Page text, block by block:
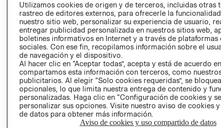
COOKIES
LIBRO DE
Ecuador ($)
CAMBIAR REGIÓN
Utilizamos cookies de origen y de terceros, incluidas otras
rastreo de editores externos, para ofrecerle la
nuestro sitio web, personalizar su experiencia de usuario,
entregar publicidad personalizada en nuestros sitios web,
boletines informativos en Internet y a través de plataformas
sociales. Con ese fin, recopilamos información sobre el
de navegación y el dispositivo.
Al hacer clic en “Aceptar todas”, acepta y está de acuerdo
compartamos esta información con terceros, como
publicitarios. Al elegir “Solo cookies requeridas”, se
opcionales, lo que limita nuestra entrega de contenido y
personalizadas. Haga clic en “Configuración de cookies y
personalizar sus opciones. Visite nuestro aviso de cookies
de datos para obtener más información.
Aviso de cookies y uso compartido de datos